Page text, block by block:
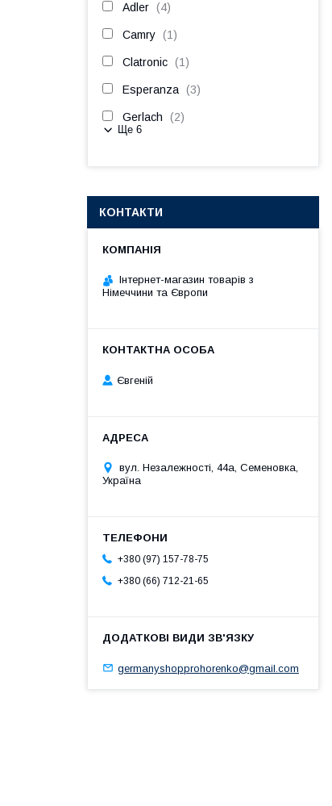
Adler 4
Camry 1
Clatronic 1
Esperanza 3
Gerlach 2
Ще 6
КОНТАКТИ
Інтернет-магазин товарів з
Німеччини та Європи
Євгеній
вул. Незалежності, 44а, Семеновка,
Україна
+380 (97) 157-78-75
+380 (66) 712-21-65
germanyshopprohorenko@gmail.com